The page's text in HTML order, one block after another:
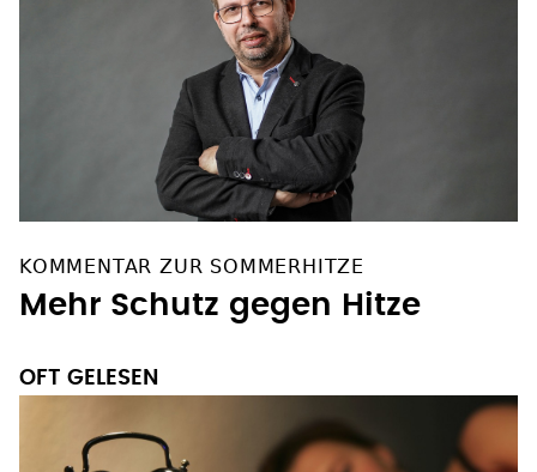
KOMMENTAR ZUR SOMMERHITZE
Mehr Schutz gegen Hitze
OFT GELESEN